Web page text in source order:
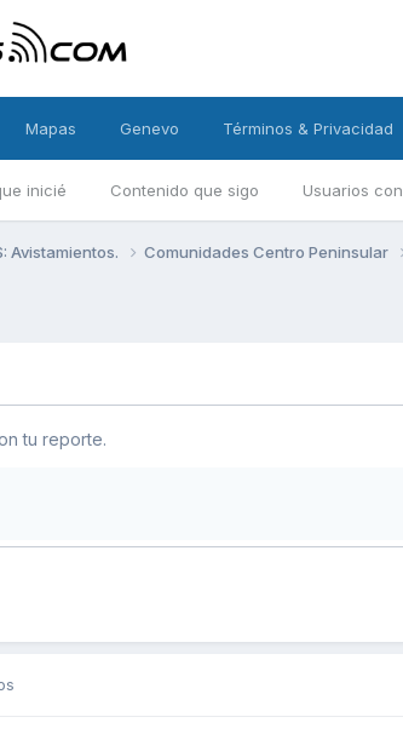
inicié Contenido que sigo Usuarios
Mapas Genevo Términos & Privacidad
Avistamientos. Comunidades Centro Peninsular
tu reporte.